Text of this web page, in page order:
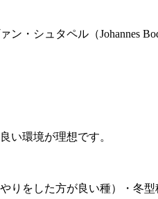
シュタペル（Johannes
い環境が理想です。
をした方が良い種）・冬型